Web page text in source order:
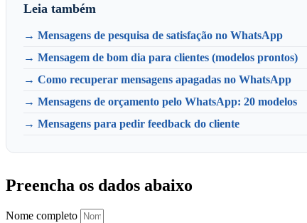
Leia também
→ Mensagens de pesquisa de satisfação no WhatsApp
→ Mensagem de bom dia para clientes (modelos prontos)
→ Como recuperar mensagens apagadas no WhatsApp
→ Mensagens de orçamento pelo WhatsApp: 20 modelos
→ Mensagens para pedir feedback do cliente
Preencha os dados abaixo
Nome completo